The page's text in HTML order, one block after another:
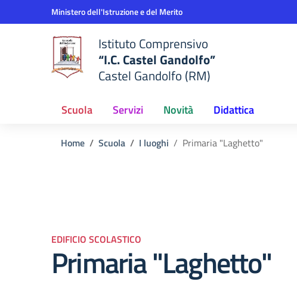
Vai ai contenuti
Vai al menu di navigazioneMinistero dell'Istruzione e del Merito
Istituto Comprensivo
“I.C. Castel Gandolfo”
Castel Gandolfo (RM)
Scuola Servizi Novità Didattica
Home Scuola I luoghi Primaria "Laghetto"
EDIFICIO SCOLASTICO
Primaria "Laghetto"